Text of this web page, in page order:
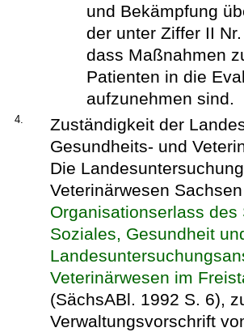
und Bekämpfung
der unter Ziffer II
dass Maßnahmen
Patienten in die
aufzunehmen sind.
4.
Zuständigkeit der
Gesundheits- und
Die
Veterinärwesen
Organisationserlass
Soziales, Gesundheit
Veterinärwesen im
(SächsABl. 1992 S. 6),
Verwaltungsvorschrift